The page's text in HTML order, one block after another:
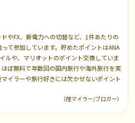
やFX、新電力への切替など、1件あたりの
て参加しています。貯めたポイントはANA
ルや、マリオットのポイント交換していま
ぼ無料で年数回の国内旅行や海外旅行を実
イラーや旅行好きには欠かせないポイント
（陸マイラー/ブロガー）